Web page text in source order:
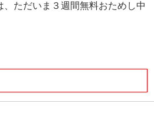
、ただいま３週間無料おためし中